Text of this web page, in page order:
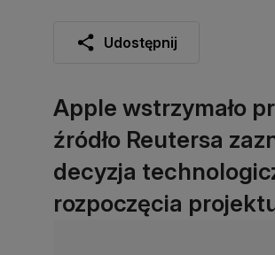
Udostępnij
Apple wstrzymało
źródło Reutersa
decyzja
rozpoczęcia